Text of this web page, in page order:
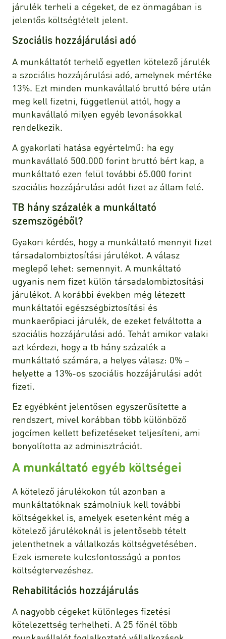
járulék terheli a cégeket, de ez önmagában is
jelentős költségtételt jelent.
Szociális hozzájárulási adó
A munkáltatót terhelő egyetlen kötelező járulék
a szociális hozzájárulási adó, amelynek mértéke
13%. Ezt minden munkavállaló bruttó bére után
meg kell fizetni, függetlenül attól, hogy a
munkavállaló milyen egyéb levonásokkal
rendelkezik.
A gyakorlati hatása egyértelmű: ha egy
munkavállaló 500.000 forint bruttó bért kap, a
munkáltató ezen felül további 65.000 forint
szociális hozzájárulási adót fizet az állam felé.
TB hány százalék a munkáltató
szemszögéből?
Gyakori kérdés, hogy a munkáltató mennyit fizet
társadalombiztosítási járulékot. A válasz
meglepő lehet: semennyit. A munkáltató
ugyanis nem fizet külön társadalombiztosítási
járulékot. A korábbi években még létezett
munkáltatói egészségbiztosítási és
munkaerőpiaci járulék, de ezeket felváltotta a
szociális hozzájárulási adó. Tehát amikor valaki
azt kérdezi, hogy a tb hány százalék a
munkáltató számára, a helyes válasz: 0% –
helyette a 13%-os szociális hozzájárulási adót
fizeti.
Ez egyébként jelentősen egyszerűsítette a
rendszert, mivel korábban több különböző
jogcímen kellett befizetéseket teljesíteni, ami
bonyolította az adminisztrációt.
A munkáltató egyéb költségei
A kötelező járulékokon túl azonban a
munkáltatóknak számolniuk kell további
költségekkel is, amelyek esetenként még a
kötelező járulékoknál is jelentősebb tételt
jelenthetnek a vállalkozás költségvetésében.
Ezek ismerete kulcsfontosságú a pontos
költségtervezéshez.
Rehabilitációs hozzájárulás
A nagyobb cégeket különleges fizetési
kötelezettség terhelheti. A 25 főnél több